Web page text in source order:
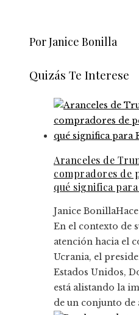
Por Janice Bonilla
Quizás Te Interese
Aranceles de
compradores de
qué significa para
Janice Bonilla
En el contexto de
atención hacia el
Ucrania, el
Estados Unidos,
está alistando la
de un conjunto de